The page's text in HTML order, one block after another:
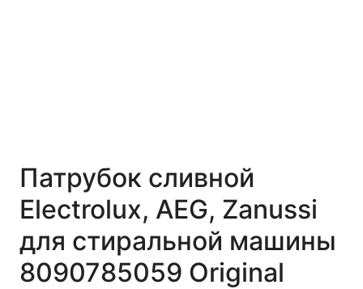
Патрубок сливной
Electrolux, AEG, Zanussi
для стиральной машины
8090785059 Original